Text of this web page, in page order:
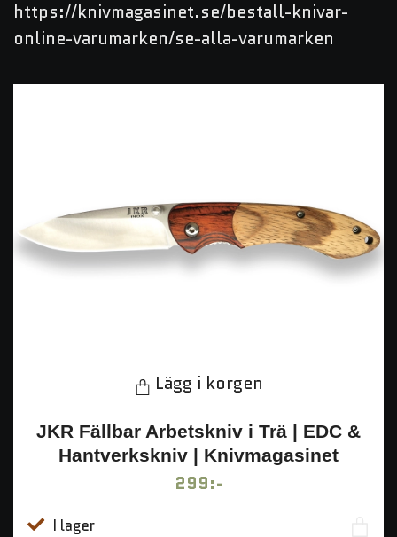
https://knivmagasinet.se/bestall-knivar-
online-varumarken/se-alla-varumarken
Lägg i korgen
JKR Fällbar Arbetskniv i Trä | EDC &
Hantverkskniv | Knivmagasinet
299:-
I lager